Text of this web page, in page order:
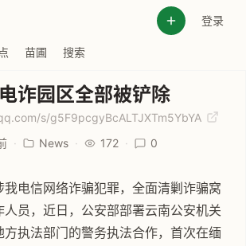
登录
苗圃 搜索
诈园区全部被铲除
s/g5F9pcgyBcALTJXTm5YbYA
· News · 172 · 0
我电信网络诈骗犯罪，全面清剿诈骗窝
人员，近日，公安部部署云南公安机关
执法部门的警务执法合作，首次在缅